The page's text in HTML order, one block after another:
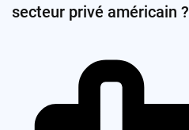
secteur privé américain ?